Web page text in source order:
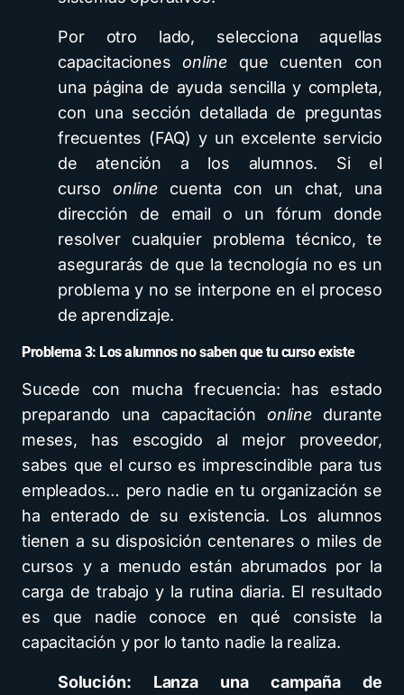
Por otro lado, selecciona aquellas
capacitacionesonline que cuenten con
una página de ayuda sencilla y completa,
con una sección detallada de preguntas
frecuentes (FAQ) y un excelente servicio
de atención a los alumnos. Si el
cursoonline cuenta con un chat, una
dirección de email o un fórum donde
resolver cualquier problema técnico, te
asegurarás de que la tecnología no es un
problema y no se interpone en el proceso
de aprendizaje.
Problema 3: Los alumnos no saben que tu curso existe
Sucede con mucha frecuencia: has estado
preparando una capacitación onlinedurante
meses, has escogido al mejor proveedor,
sabes que el curso es imprescindible para tus
empleados… pero nadie en tu organización se
ha enterado de su existencia. Los alumnos
tienen a su disposición centenares o miles de
cursos y a menudo están abrumados por la
carga de trabajo y la rutina diaria. El resultado
es que nadie conoce en qué consiste la
capacitación y por lo tanto nadie la realiza.
Solución: Lanza una campaña de